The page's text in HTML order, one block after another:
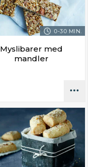
0-30 MIN.
Myslibarer med
mandler